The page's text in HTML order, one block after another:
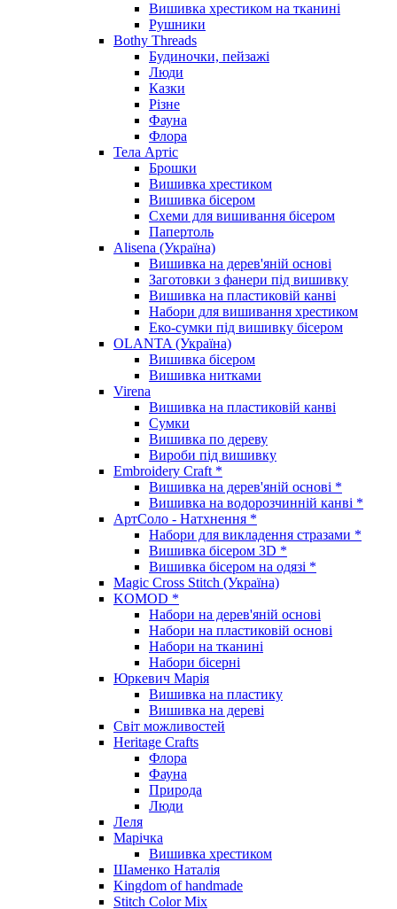
Вишивка хрестиком на тканині
Рушники
Bothy Threads
Будиночки, пейзажі
Люди
Казки
Різне
Фауна
Флора
Тела Артіс
Брошки
Вишивка хрестиком
Вишивка бісером
Схеми для вишивання бісером
Папертоль
Alisena (Україна)
Вишивка на дерев'яній основі
Заготовки з фанери під вишивку
Вишивка на пластиковій канві
Набори для вишивання хрестиком
Еко-сумки під вишивку бісером
OLANTA (Україна)
Вишивка бісером
Вишивка нитками
Virena
Вишивка на пластиковій канві
Сумки
Вишивка по дереву
Вироби під вишивку
Embroidery Craft *
Вишивка на дерев'яній основі *
Вишивка на водорозчинній канві *
АртСоло - Натхнення *
Набори для викладення стразами *
Вишивка бісером 3D *
Вишивка бісером на одязі *
Magic Cross Stitch (Україна)
KOMOD *
Набори на дерев'яній основі
Набори на пластиковій основі
Набори на тканині
Набори бісерні
Юркевич Марія
Вишивка на пластику
Вишивка на дереві
Світ можливостей
Heritage Crafts
Флора
Фауна
Природа
Люди
Леля
Марічка
Вишивка хрестиком
Шаменко Наталія
Kingdom of handmade
Stitch Color Mix